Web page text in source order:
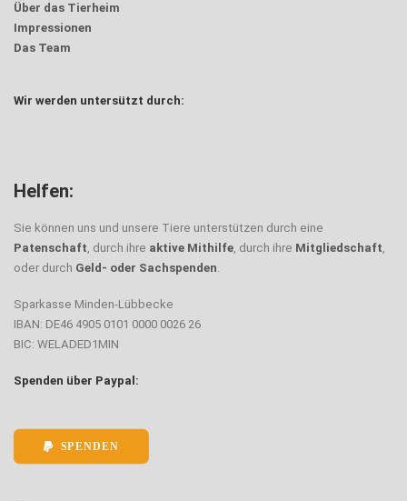
Über das Tierheim
Impressionen
Das Team
Wir werden untersützt durch:
Helfen:
Sie können uns und unsere Tiere unterstützen durch eine
Patenschaft, durch ihre aktive Mithilfe, durch ihre Mitgliedschaft,
oder durch Geld- oder Sachspenden.
Sparkasse Minden-Lübbecke
IBAN: DE46 4905 0101 0000 0026 26
BIC: WELADED1MIN
Spenden über Paypal:
SPENDEN